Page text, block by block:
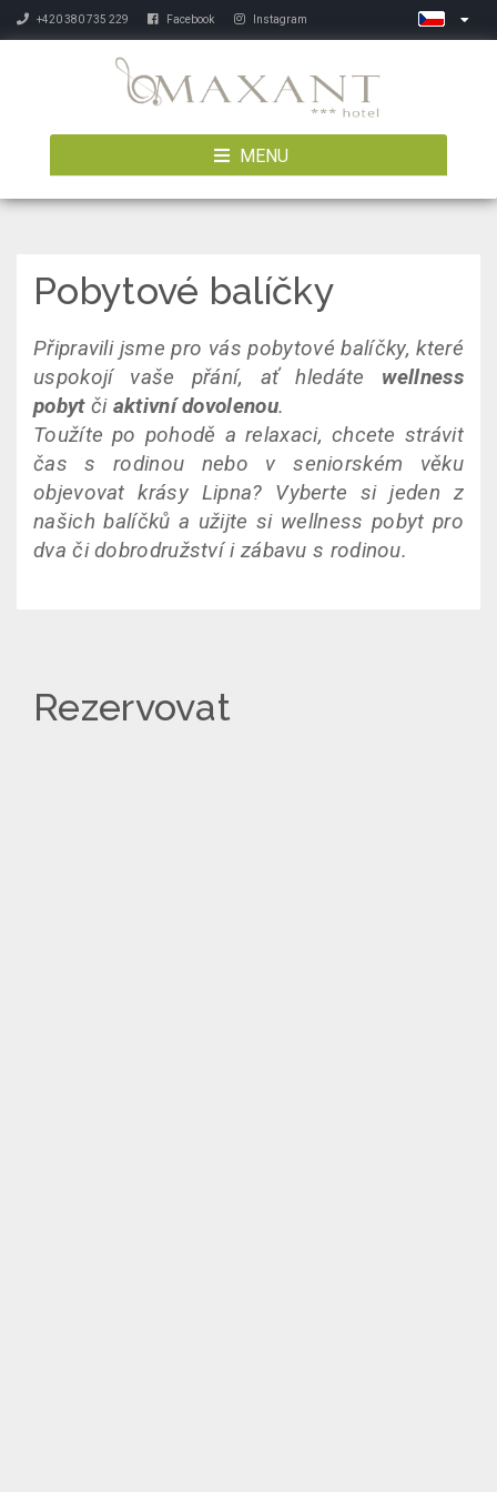
+420 380 735 229 Facebook Instagram
MENU
Pobytové balíčky
Připravili jsme pro vás pobytové balíčky, které
uspokojí vaše přání, ať hledáte wellness
pobytči aktivní dovolenou.
Toužíte po pohodě a relaxaci, chcete strávit
čas s rodinou nebo v seniorském věku
objevovat krásy Lipna? Vyberte si jeden z
našich balíčků a užijte si wellness pobyt pro
dva či dobrodružství i zábavu s rodinou.
Rezervovat